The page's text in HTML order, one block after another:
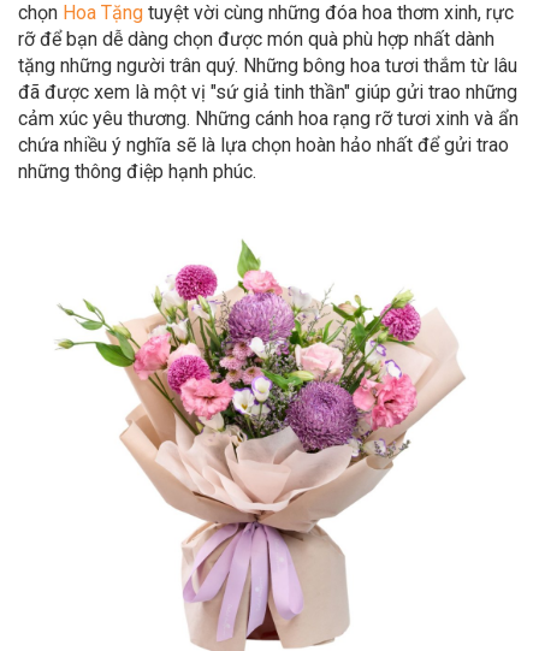
chọn Hoa Tặng tuyệt vời cùng những đóa hoa thơm xinh, rực
rỡ để bạn dễ dàng chọn được món quà phù hợp nhất dành
tặng những người trân quý. Những bông hoa tươi thắm từ lâu
đã được xem là một vị "sứ giả tinh thần" giúp gửi trao những
cảm xúc yêu thương. Những cánh hoa rạng rỡ tươi xinh và ẩn
chứa nhiều ý nghĩa sẽ là lựa chọn hoàn hảo nhất để gửi trao
những thông điệp hạnh phúc.